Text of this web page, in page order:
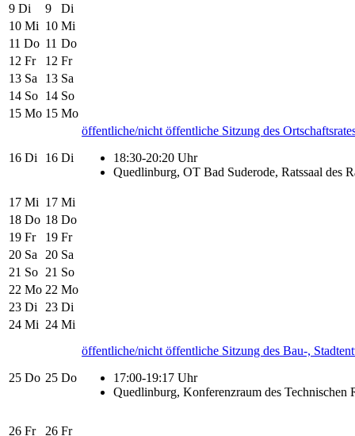
9 Di 9
Di
10 Mi 10 Mi
11 Do 11 Do
12 Fr 12 Fr
13 Sa 13 Sa
14 So 14 So
15 Mo 15 Mo
16 Di 16 Di
öffentliche/nicht öffentliche Sitzung des
18:30-20:20 Uhr
Quedlinburg, OT Bad Suderode, Ratssaal des
17 Mi 17 Mi
18 Do 18 Do
19 Fr 19 Fr
20 Sa 20 Sa
21 So 21 So
22 Mo 22 Mo
23 Di 23 Di
24 Mi 24 Mi
25 Do 25 Do
öffentliche/nicht öffentliche Sitzung des Bau-,
17:00-19:17 Uhr
Quedlinburg, Konferenzraum des Technischen
26 Fr 26 Fr